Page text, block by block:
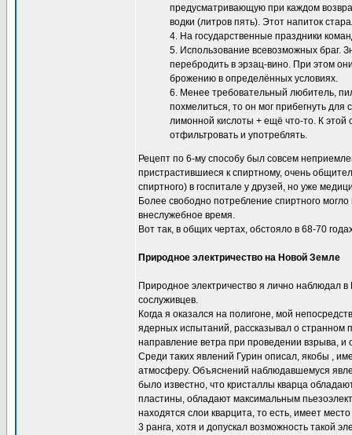
предусматривающую при каждом
водки (литров пять). Этот напиток
4. На государственные праздники
5. Использование всевозможных браг.
перебродить в эрзац-вино. При этом
брожению в определённых условиях.
6. Менее требовательный любитель,
похмелиться, то он мог прибегнуть для
лимонной кислоты + ещё что-то. К этой
отфильтровать и употреблять.
Рецепт по 6-му способу был совсем
пристрастившиеся к спиртному, очень
спиртного) в госпитале у друзей, но уже
Более свободно потребление спиртного
внеслужебное время.
Вот так, в общих чертах, обстояло в 68-70
Природное электричество на Новой Земле
Природное электричество я лично наблюдал
сослуживцев.
Когда я оказался на полигоне, мой
ядерных испытаний, рассказывал о странном
направление ветра при проведении взрыва,
Среди таких явлений Гурин описал, якобы ,
атмосферу. Объяснений наблюдавшемуся
было известно, что кристаллы кварца
пластины, обладают максимальным
находятся слои кварцита, то есть, имеет
3 ранга, хотя и допускал возможность такой